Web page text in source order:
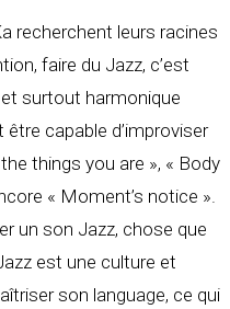
recherchent leurs racines
faire du Jazz, c’est
surtout harmonique
être capable d’improviser
things you are », « Body
« Moment’s notice ».
un son Jazz, chose que
est une culture et
son language, ce qui